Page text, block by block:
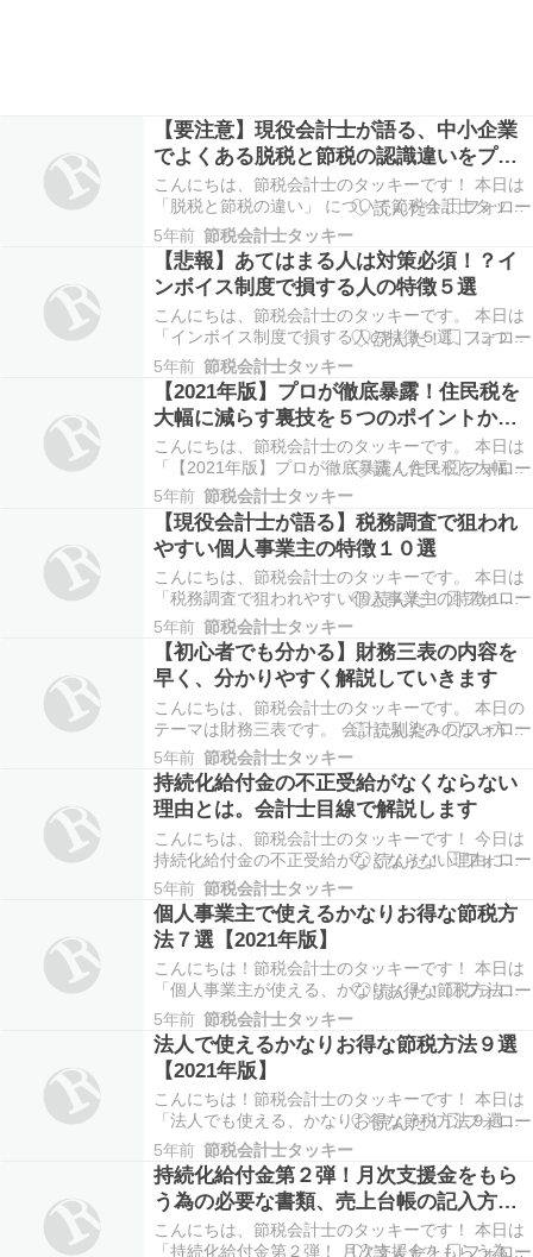
【要注意】現役会計士が語る、中小企業
でよくある脱税と節税の認識違いをプロ
が徹底解説
こんにちは、節税会計士のタッキーです！ 本日は
「脱税と節税の違い」 について節税会計士タッキ
ーが専門家としての視点でお話します。 【節税し
たい！】【脱税との違いは？】【脱税は逮捕され
る？】 事業をしている方には、 税金の負担が重い
から節税したい！ でもどこから脱税になるのか？
脱…
5年前 節税会計士タッキー
【悲報】あてはまる人は対策必須！？イ
ンボイス制度で損する人の特徴５選
こんにちは、節税会計士のタッキーです。 本日は
「インボイス制度で損する人の特徴５選」 につい
てお話します。 【インボイス制度】【損するって
聞いた】【どういうこと？】 インボイス制度で フ
リーランスや個人事業主が損するって聞いたけど
そももそもインボイス制度って何？ 損するってど
う…
5年前 節税会計士タッキー
【2021年版】プロが徹底暴露！住民税を
大幅に減らす裏技を５つのポイントから
徹底解説します
こんにちは、節税会計士のタッキーです。 本日は
「【2021年版】プロが徹底暴露！住民税を大幅に
減らす裏技を５つのポイントから徹底解説！」 に
ついてお話します。 手取りを増やしたいけど住民
税も節税出来るの？ できるとしたらどんな方法が
あるの？ と疑問に思っている人も多いと思いま
す…
5年前 節税会計士タッキー
【現役会計士が語る】税務調査で狙われ
やすい個人事業主の特徴１０選
こんにちは、節税会計士のタッキーです。 本日は
「税務調査で狙われやすい個人事業主の特徴１０
選！」 についてお話します。 事業をはじめてまだ
税務調査を受けたことはないけど、 税務調査って
怖そう、間違ってたら逮捕されるの？ どんな人が
税務調査で狙われやすいの？ と疑問に思っている
人も…
5年前 節税会計士タッキー
【初心者でも分かる】財務三表の内容を
早く、分かりやすく解説していきます
こんにちは、節税会計士のタッキーです。 本日の
テーマは財務三表です。 会計に馴染みのない方に
もわかるように、 重要な点に絞って、出来るだけ
簡潔にまとめてお話していきます。 財務三表、な
んとなく聞いたことはある、 一般常識みたいだか
ら勉強しないといけないと思っていても 「勉強す
る時…
5年前 節税会計士タッキー
持続化給付金の不正受給がなくならない
理由とは。会計士目線で解説します
こんにちは、節税会計士のタッキーです！ 今日は
持続化給付金の不正受給がなくならない理由につ
いて、 節税会計士タッキーが会計士の目線からお
話します。 営業自粛や時短営業、その他新型コロ
ナウイルスの感染症拡大により、 多くの事業主が
売上が減少し事業の継続が困難になっています。
そのよ…
5年前 節税会計士タッキー
個人事業主で使えるかなりお得な節税方
法７選【2021年版】
こんにちは！節税会計士のタッキーです！ 本日は
「個人事業主が使える、かなりお得な節税方法７
選【2021年版】」 についてランキング形式で発表
していきたいと思います！ 税金かなり多く取られ
てる、って感じることありますよね。 日本では所
得税が最大で４５％もとられ、ここからさらに ・
…
5年前 節税会計士タッキー
法人で使えるかなりお得な節税方法９選
【2021年版】
こんにちは！節税会計士のタッキーです！ 本日は
「法人でも使える、かなりお得な節税方法９選
【２０２１年版】」 についてランキング形式で発
表していきたいと思います！ 事業が順調に伸びて
法人化したけど、 節税については何から取り組ん
でいいか分からない。 いつも決算期が来て利益が
出たら …
5年前 節税会計士タッキー
持続化給付金第２弾！月次支援金をもら
う為の必要な書類、売上台帳の記入方法
など詳しく解説します
こんにちは、節税会計士のタッキーです！ 本日は
「持続化給付金第２弾！ 月次支援金をもらう為の